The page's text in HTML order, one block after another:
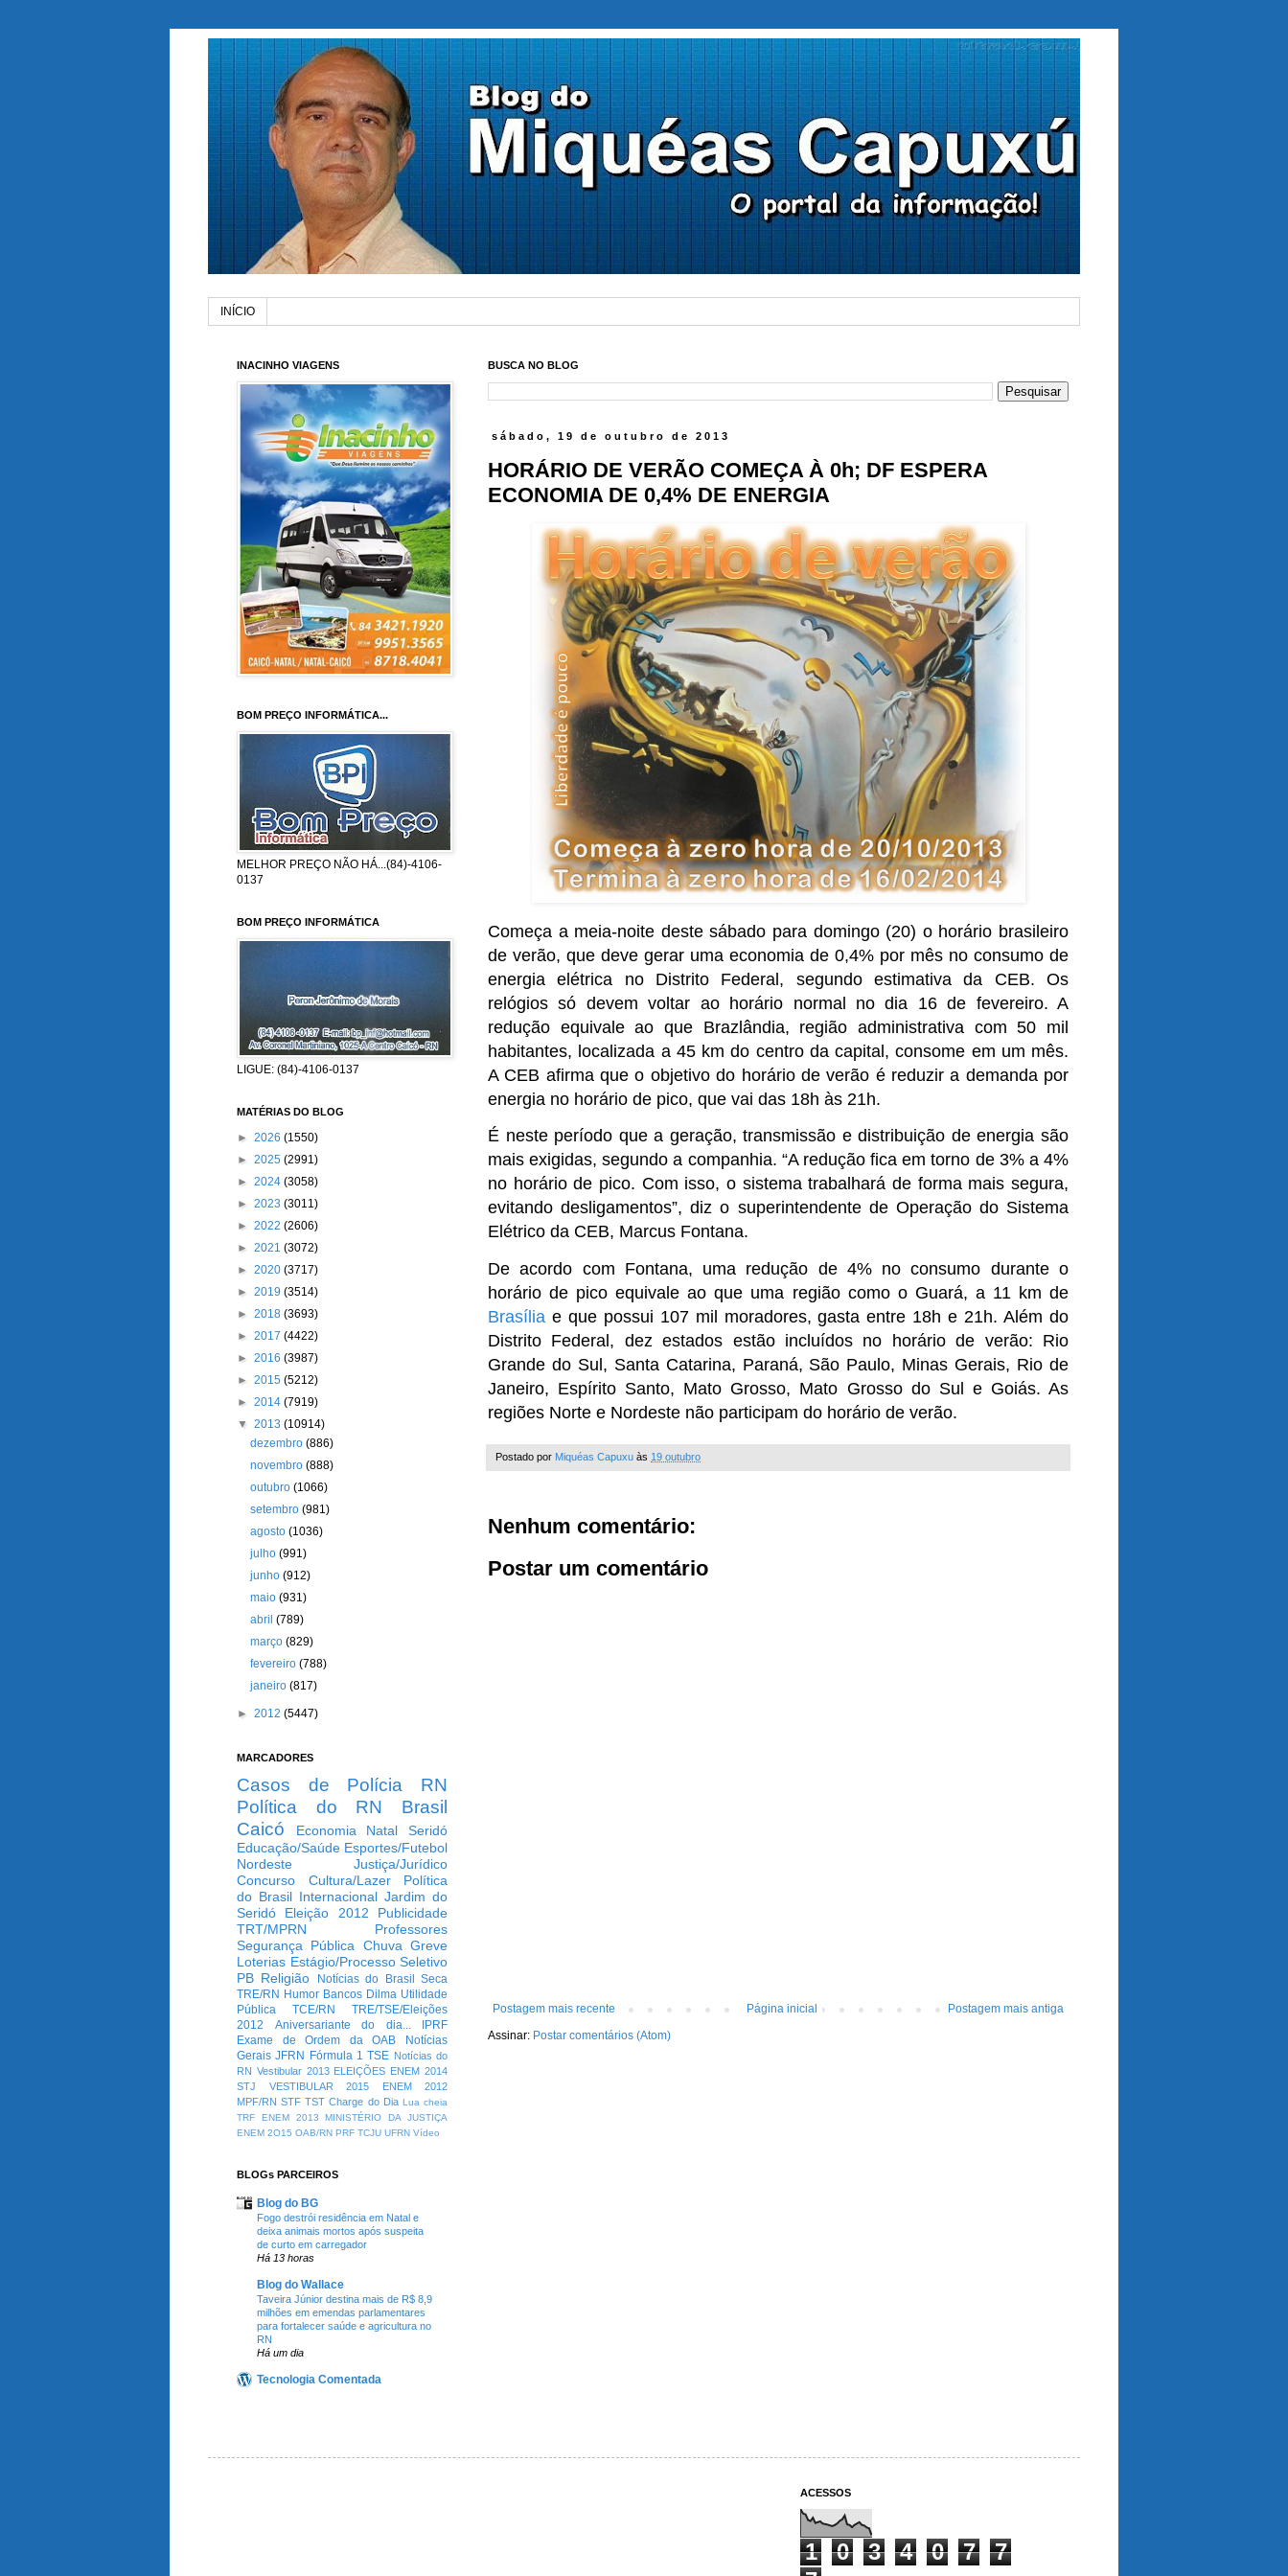
INÍCIO
BUSCA NO BLOG
sábado, 19 de outubro de 2013
HORÁRIO DE VERÃO COMEÇA À 0h; DF ESPERA
ECONOMIA DE 0,4% DE ENERGIA
Começa a meia-noite deste sábado para domingo (20) o horário brasileiro
de verão, que deve gerar uma economia de 0,4% por mês no consumo de
energia elétrica no Distrito Federal, segundo estimativa da CEB. Os
relógios só devem voltar ao horário normal no dia 16 de fevereiro. A
redução equivale ao que Brazlândia, região administrativa com 50 mil
habitantes, localizada a 45 km do centro da capital, consome em um mês.
A CEB afirma que o objetivo do horário de verão é reduzir a demanda por
energia no horário de pico, que vai das 18h às 21h.
É neste período que a geração, transmissão e distribuição de energia são
mais exigidas, segundo a companhia. “A redução fica em torno de 3% a 4%
no horário de pico. Com isso, o sistema trabalhará de forma mais segura,
evitando desligamentos”, diz o superintendente de Operação do Sistema
Elétrico da CEB, Marcus Fontana.
De acordo com Fontana, uma redução de 4% no consumo durante o
horário de pico equivale ao que uma região como o Guará, a 11 km de
Brasília e que possui 107 mil moradores, gasta entre 18h e 21h. Além do
Distrito Federal, dez estados estão incluídos no horário de verão: Rio
Grande do Sul, Santa Catarina, Paraná, São Paulo, Minas Gerais, Rio de
Janeiro, Espírito Santo, Mato Grosso, Mato Grosso do Sul e Goiás. As
regiões Norte e Nordeste não participam do horário de verão.
Postado por Miquéas Capuxu às 19 outubro
Nenhum comentário:
Postar um comentário
Postagem mais recente Postagem mais antiga
Página inicial
Assinar: Postar comentários (Atom)
INACINHO VIAGENS
BOM PREÇO INFORMÁTICA...
MELHOR PREÇO NÃO HÁ...(84)-4106-
0137
BOM PREÇO INFORMÁTICA
LIGUE: (84)-4106-0137
MATÉRIAS DO BLOG
► 2026 (1550)
► 2025 (2991)
► 2024 (3058)
► 2023 (3011)
► 2022 (2606)
► 2021 (3072)
► 2020 (3717)
► 2019 (3514)
► 2018 (3693)
► 2017 (4422)
► 2016 (3987)
► 2015 (5212)
► 2014 (7919)
▼ 2013 (10914)
dezembro(886)
novembro(888)
outubro(1066)
setembro(981)
agosto(1036)
julho(991)
junho(912)
maio(931)
abril(789)
março(829)
fevereiro(788)
janeiro(817)
► 2012 (5447)
MARCADORES
Casos de Polícia
RN
Política do RN
Brasil
Caicó
Economia Natal
Seridó
Educação/Saúde Esportes/Futebol
Nordeste
Justiça/Jurídico
Concurso
Cultura/Lazer
Política
do Brasil Internacional Jardim do
Seridó
Eleição 2012
Publicidade
TRT/MPRN
Professores
Segurança Pública Chuva Greve
Loterias Estágio/Processo Seletivo
PB Religião Notícias do Brasil
Seca
TRE/RN Humor Bancos Dilma Utilidade
Pública
TCE/RN
TRE/TSE/Eleições
2012
Aniversariante do dia...
IPRF
Exame de Ordem da OAB
Notícias
Gerais JFRN Fórmula 1 TSE Notícias do
RN Vestibular 2013 ELEIÇÕES ENEM 2014
STJ
VESTIBULAR 2015
ENEM 2012
MPF/RN STF TST Charge do Dia Lua cheia
TRF
ENEM 2013
MINISTÉRIO DA JUSTIÇA
ENEM 2O15 OAB/RN PRF TCJU UFRN Vídeo
BLOGs PARCEIROS
Blog do BG
Fogo destrói residência em Natal e
deixa animais mortos após suspeita
de curto em carregador
Há 13 horas
Blog do Wallace
Taveira Júnior destina mais de R$ 8,9
milhões em emendas parlamentares
para fortalecer saúde e agricultura no
RN
Há um dia
Tecnologia Comentada
ACESSOS
1 0 3 4 0 7
7